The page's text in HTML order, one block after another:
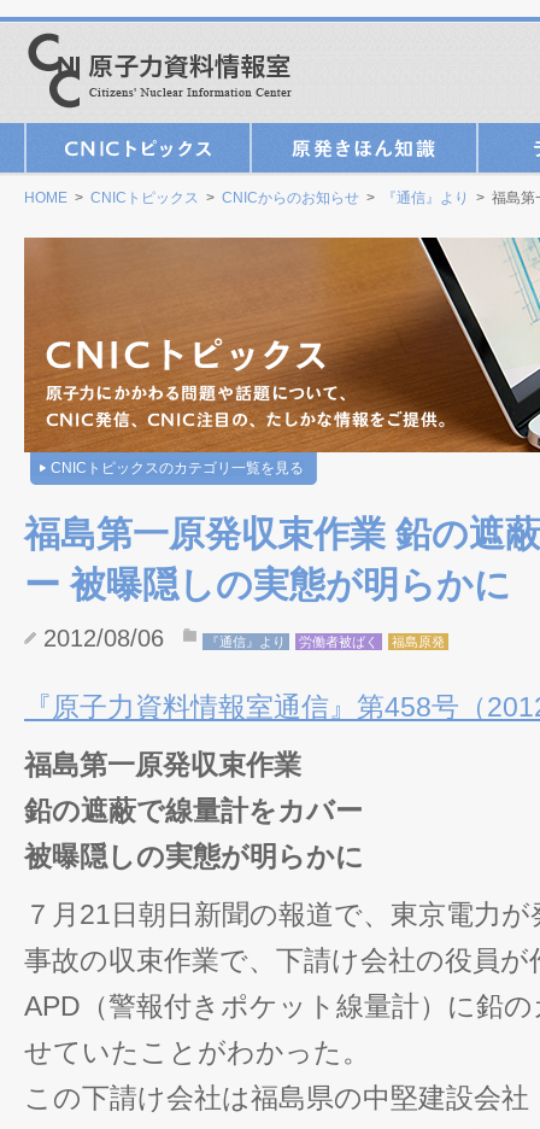
HOME > CNICトピックス > CNICからのお知らせ > 『通信』より > 福島第
CNICトピックスのカテゴリ一覧を見る
福島第一原発収束作業 鉛の遮
ー 被曝隠しの実態が明らかに
2012/08/06 『通信』より 労働者被ばく 福島原発
『原子力資料情報室通信』第458号（
福島第一原発収束作業
鉛の遮蔽で線量計をカバー
被曝隠しの実態が明らかに
７月21日朝日新聞の報道で、東京電力
事故の収束作業で、下請け会社の役員が
APD（警報付きポケット線量計）に鉛
せていたことがわかった。
この下請け会社は福島県の中堅建設会